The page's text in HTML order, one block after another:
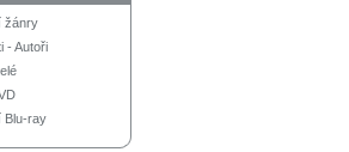
žánry
- Autoři
Blu-ray